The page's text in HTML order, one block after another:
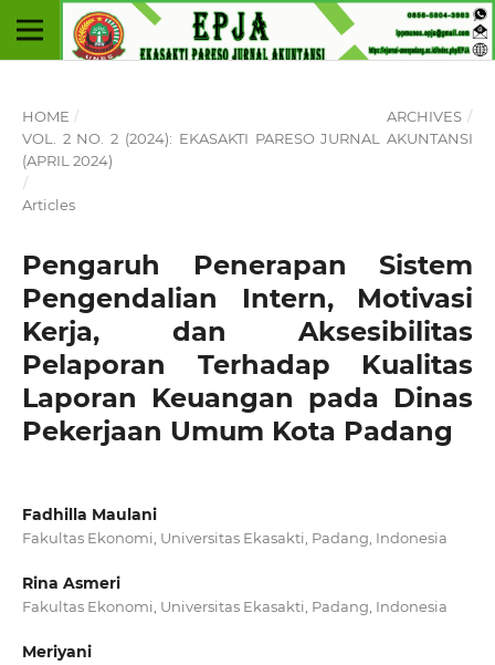
HOME / ARCHIVES /
VOL. 2 NO. 2 (2024): EKASAKTI PARESO JURNAL AKUNTANSI
(APRIL 2024)
/
Articles
Pengaruh Penerapan Sistem
Pengendalian Intern, Motivasi
Kerja, dan Aksesibilitas
Pelaporan Terhadap Kualitas
Laporan Keuangan pada Dinas
Pekerjaan Umum Kota Padang
Fadhilla Maulani
Fakultas Ekonomi, Universitas Ekasakti, Padang, Indonesia
Rina Asmeri
Fakultas Ekonomi, Universitas Ekasakti, Padang, Indonesia
Meriyani